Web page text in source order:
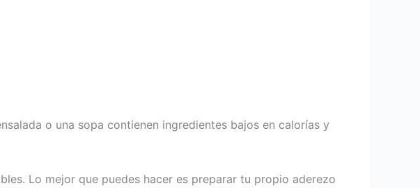
o una sopa contienen ingredientes bajos en calorías y
Lo mejor que puedes hacer es preparar tu propio aderezo